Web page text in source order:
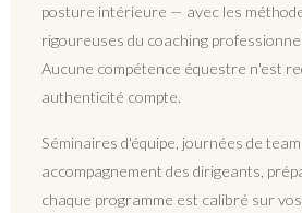
posture intérieure — avec les
rigoureuses du coaching
Aucune compétence équestre n'est
authenticité compte.
Séminaires d'équipe, journées de
accompagnement des dirigeants,
chaque programme est calibré sur